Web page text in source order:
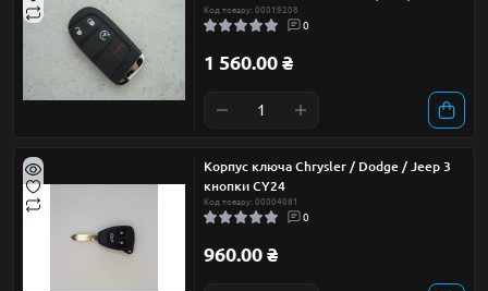
Код товару: 00019208
0
1 560.00 ₴
Корпус ключа Chrysler / Dodge / Jeep 3
кнопки CY24
Код товару: 00004081
0
960.00 ₴